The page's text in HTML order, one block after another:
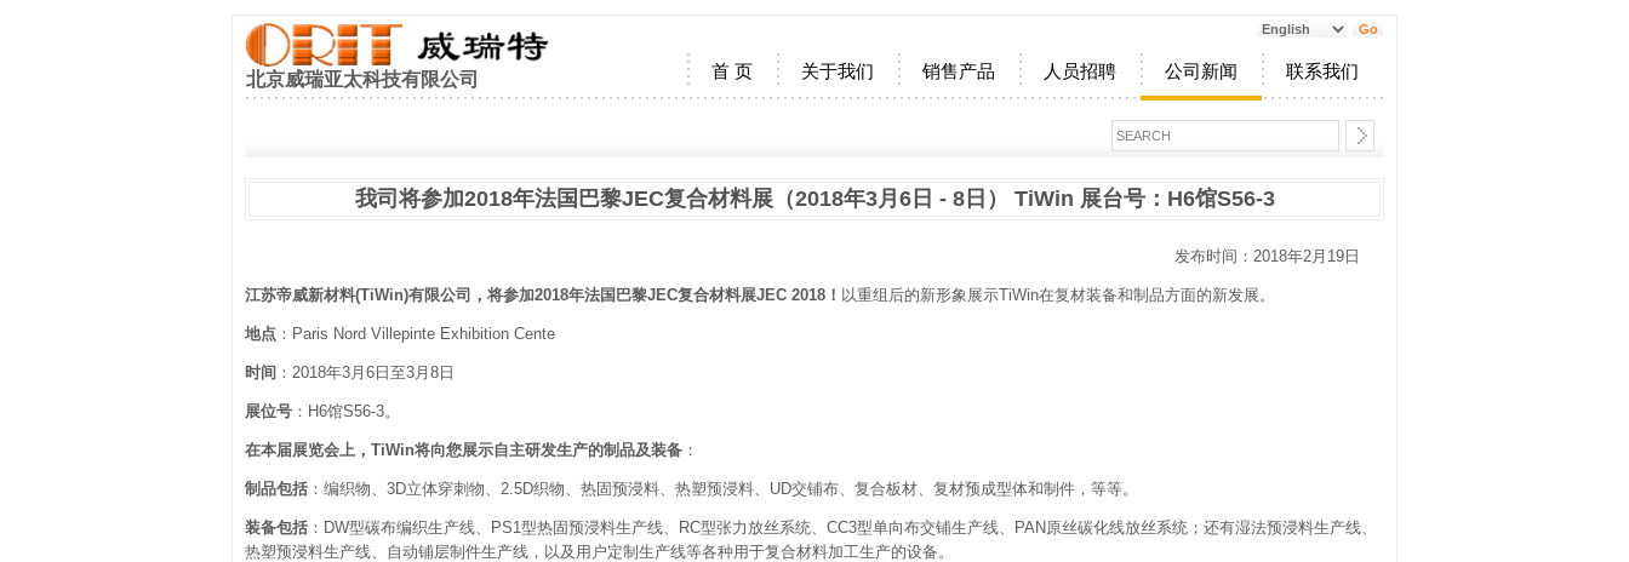
首 页 关于我们 销售产品 人员招聘 公司新闻 联系我们
北京威瑞亚太科技有限公司
我司将参加2018年法国巴黎JEC复合材料展（2018年3月6日 - 8日） TiWin 展台号：H6馆S56-3
发布时间：2018年2月19日
江苏帝威新材料(TiWin)有限公司，将参加2018年法国巴黎JEC复合材料展JEC 2018！ 以重组后的新形象展示TiWin在复材装备和制品方面的新发展。
地点 ：Paris Nord Villepinte Exhibition Cente
时间 ：2018年3月6日至3月8日
展位号 ：H6馆S56-3。
在本届展览会上，TiWin将向您展示自主研发生产的制品及装备 ：
制品包括 ：编织物、3D立体穿刺物、2.5D织物、热固预浸料、热塑预浸料、UD交铺布、复合板材、复材预成型体和制件，等等。
装备包括 ：DW型碳布编织生产线、PS1型热固预浸料生产线、RC型张力放丝系统、CC3型单向布交铺生产线、PAN原丝碳化线放丝系统；还有湿法预浸料生产线、
热塑预浸料生产线、自动铺层制件生产线，以及用户定制生产线等各种用于复合材料加工生产的设备。